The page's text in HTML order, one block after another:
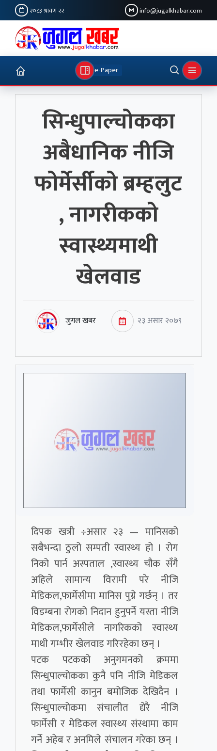
२०८३ श्रावण २२ info@jugalkhabar.com
e-Paper
सिन्धुपाल्चोकका
अबैधानिक नीजि
फोर्मेर्सीको ब्रम्हलुट
, नागरीकको
स्वास्थ्यमाथी
खेलवाड
जुगल खबर २३ असार २०७९
दिपक खत्री ÷असार २३ — मानिसको
सबैभन्दा ठुलो सम्पती स्वास्थ्य हो । रोग
निको पार्न अस्पताल ,स्वास्थ्य चौक सँगै
अहिले सामान्य विरामी परे नीजि
मेडिकल,फार्मेसीमा मानिस पुग्ने गर्छन् । तर
विडम्बना रोगको निदान हुनुपर्ने यस्ता नीजि
मेडिकल,फार्मेसीले नागरिकको स्वास्थ्य
माथी गम्भीर खेलवाड गरिरहेका छन् ।
पटक पटकको अनुगमनको क्रममा
सिन्धुपाल्चोकका कुनै पनि नीजि मेडिकल
तथा फार्मेसी कानुन बमोजिक देखिदैन ।
सिन्धुपाल्चोकमा संचालीत द्येरै नीजि
फार्मेसी र मेडिकल स्वास्थ्य संस्थामा काम
गर्ने अहेब र अनमिले संचालन गरेका छन् ।